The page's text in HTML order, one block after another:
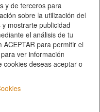
y de terceros para
sobre la utilización del
mostrarte publicidad
el análisis de tu
para permitir el
ver información
cookies deseas aceptar o
|